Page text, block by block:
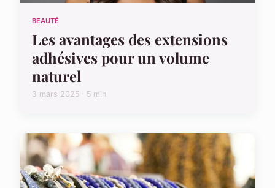
BEAUTÉ
Les avantages des extensions
adhésives pour un volume
naturel
3 mars 2025 · 5 min